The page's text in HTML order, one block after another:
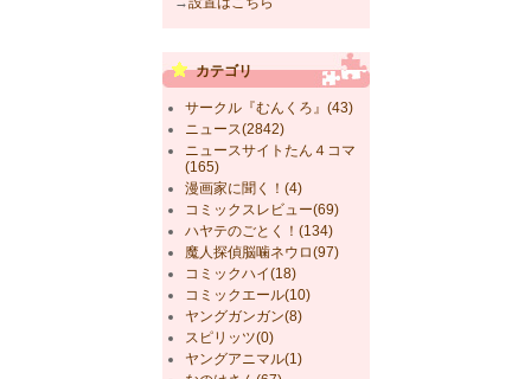
カテゴリ
サークル『むんくろ』(43)
ニュース(2842)
ニュースサイトたん４コマ
(165)
漫画家に聞く！(4)
コミックスレビュー(69)
ハヤテのごとく！(134)
魔人探偵脳噛ネウロ(97)
コミックハイ(18)
コミックエール(10)
ヤングガンガン(8)
スピリッツ(0)
ヤングアニマル(1)